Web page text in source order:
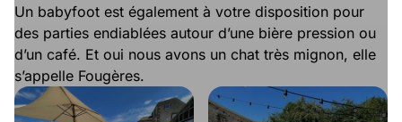
Un babyfoot est également à votre disposition pour
des parties endiablées autour d’une bière pression ou
d’un café. Et oui nous avons un chat très mignon, elle
s’appelle Fougères.